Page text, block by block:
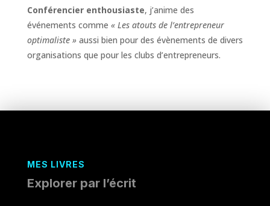
Conférencier enthousiaste, j’anime des
événements comme « Les atouts de l’entrepreneur
optimaliste » aussi bien pour des évènements de divers
organisations que pour les clubs d’entrepreneurs.
MES LIVRES
Explorer par l’écrit